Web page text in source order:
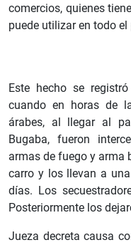
comercios, quienes
puede utilizar en todo el
Este hecho se
cuando en horas de
árabes, al llegar al
Bugaba, fueron
armas de fuego y arma
carro y los llevan a
días. Los
Posteriormente los
Jueza decreta causa